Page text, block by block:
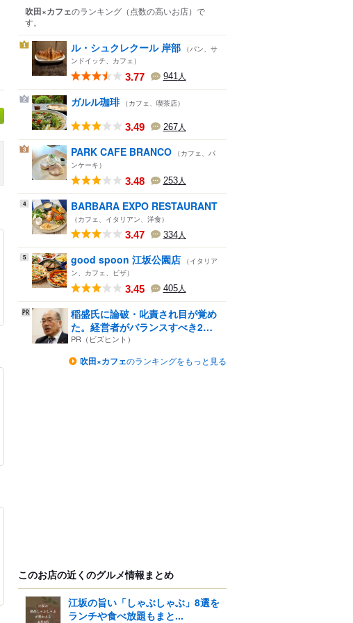
吹田×カフェのランキング （点数の高いお店） で
す。
1 ル・シュクレクール 岸部 （パン、サ
ンドイッチ、カフェ）
3.77 941人
2 ガルル珈琲 （カフェ、喫茶店）
3.49 267人
3 PARK CAFE BRANCO （カフェ、パ
ンケーキ）
3.48 253人
4 BARBARA EXPO RESTAURANT
（カフェ、イタリアン、洋食）
3.47 334人
5 good spoon 江坂公園店 （イタリア
ン、カフェ、ピザ）
3.45 405人
稲盛氏に論破・叱責され目が覚め
た。経営者がバランスすべき2
つ...
PR（ビズヒント）
吹田×カフェのランキングをもっと見る
このお店の近くのグルメ情報まとめ
江坂の旨い「しゃぶしゃぶ」8選を
ランチや食べ放題もまと...